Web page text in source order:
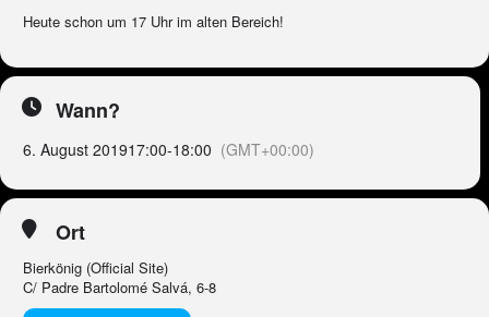
Heute schon um 17 Uhr im alten Bereich!
Wann?
6. August 201917:00-18:00 (GMT+00:00)
Ort
Bierkönig (Official Site)
C/ Padre Bartolomé Salvá, 6-8